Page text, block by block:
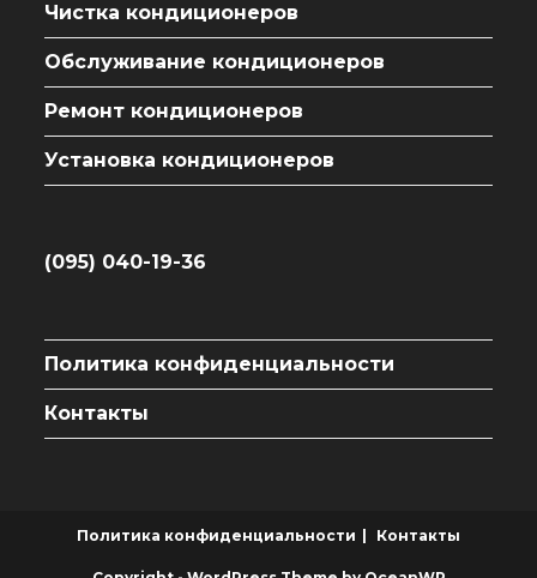
Чистка кондиционеров
Обслуживание кондиционеров
Ремонт кондиционеров
Установка кондиционеров
(095) 040-19-36
Политика конфиденциальности
Контакты
Политика конфиденциальности Контакты